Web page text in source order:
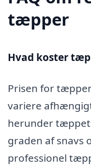
tæpper
Hvad koster
Prisen for
variere
herunder
graden af snavs
professionel